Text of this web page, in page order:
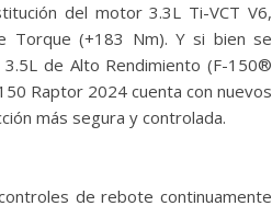
del motor 3.3L Ti-VCT V6,
Torque (+183 Nm). Y si bien se
de Alto Rendimiento (F-150®
Raptor 2024 cuenta con nuevos
más segura y controlada.
de rebote continuamente